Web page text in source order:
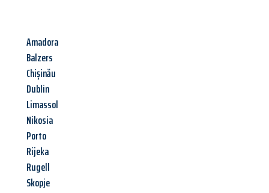
Amadora
Balzers
Chișinău
Dublin
Limassol
Nikosia
Porto
Rijeka
Rugell
Skopje